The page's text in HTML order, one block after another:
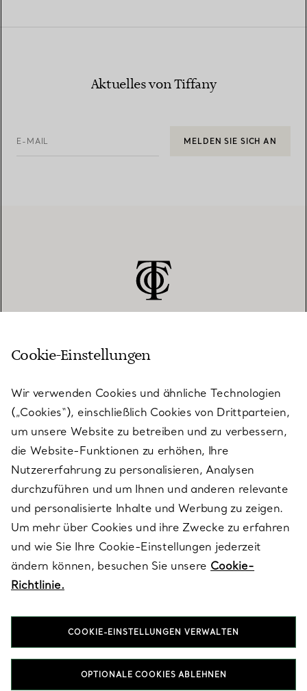
Aktuelles von Tiffany
E-MAIL MELDEN SIE SICH AN
KUNDENSERVICE
SERVICES
ÜBER TIFFANY & CO.
RECHTLICHE HINWEISE
FOLGEN SIE UNS
Cookie-Einstellungen
Wir verwenden Cookies und ähnliche Technologien
(„Cookies“), einschließlich Cookies von Drittparteien,
um unsere Website zu betreiben und zu verbessern,
die Website-Funktionen zu erhöhen, Ihre
Nutzererfahrung zu personalisieren, Analysen
durchzuführen und um Ihnen und anderen relevante
und personalisierte Inhalte und Werbung zu zeigen.
Um mehr über Cookies und ihre Zwecke zu erfahren
und wie Sie Ihre Cookie-Einstellungen jederzeit
ändern können, besuchen Sie unsere Cookie-
Richtlinie.
COOKIE-EINSTELLUNGEN VERWALTEN
OPTIONALE COOKIES ABLEHNEN